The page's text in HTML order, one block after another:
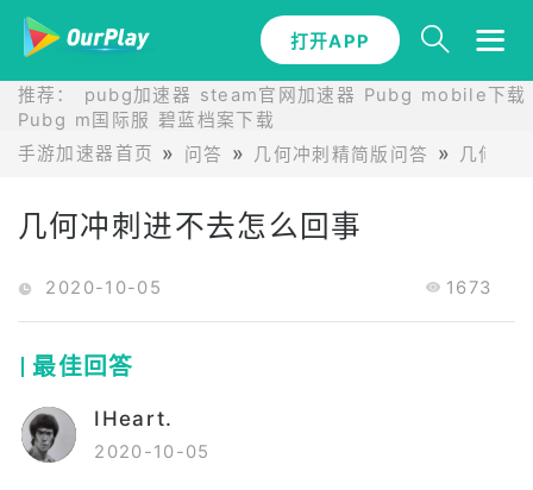
打开APP
推荐： pubg加速器 steam官网加速器 Pubg mobile下载
Pubg m国际服 碧蓝档案下载
手游加速器首页
问答 几何冲刺精简版问答 几何冲
几何冲刺进不去怎么回事
2020-10-05 1673
最佳回答
IHeart.
2020-10-05